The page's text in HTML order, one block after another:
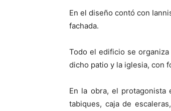
En el diseño contó con
fachada.
Todo el edificio se
dicho patio y la iglesia, con
En la obra, el
tabiques, caja de